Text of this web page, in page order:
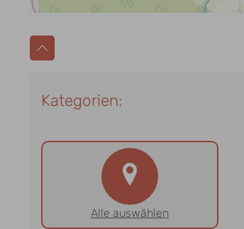
Kategorien:
Alle auswählen